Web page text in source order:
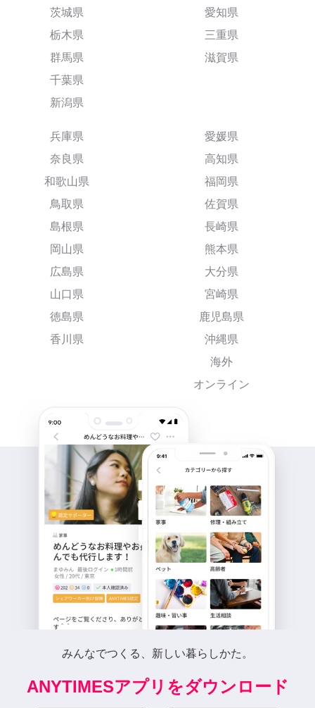
茨城県
栃木県
群馬県
千葉県
新潟県
愛知県
三重県
滋賀県
兵庫県
奈良県
和歌山県
鳥取県
島根県
岡山県
広島県
山口県
徳島県
香川県
愛媛県
高知県
福岡県
佐賀県
長崎県
熊本県
大分県
宮崎県
鹿児島県
沖縄県
海外
オンライン
みんなでつくる、新しい暮らしかた。
ANYTIMESアプリをダウンロード